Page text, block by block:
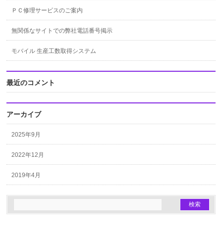
ＰＣ修理サービスのご案内
無関係なサイトでの弊社電話番号掲示
モバイル 生産工数取得システム
最近のコメント
アーカイブ
2025年9月
2022年12月
2019年4月